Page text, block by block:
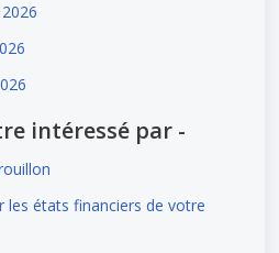
intéressé par -
les états financiers de votre